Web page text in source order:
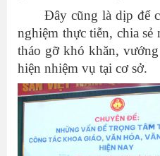
Đây cũng là dịp để
nghiệm thực tiễn, chia sẻ
tháo gỡ khó khăn,
hiện nhiệm vụ tại cơ sở.